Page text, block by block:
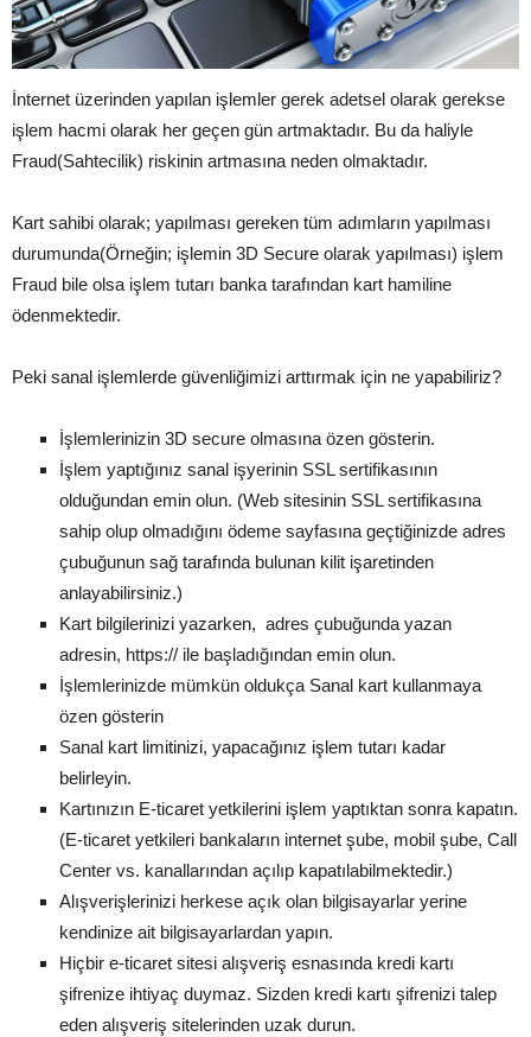
İnternet üzerinden yapılan işlemler gerek adetsel olarak gerekse
işlem hacmi olarak her geçen gün artmaktadır. Bu da haliyle
Fraud(Sahtecilik) riskinin artmasına neden olmaktadır.
Kart sahibi olarak; yapılması gereken tüm adımların yapılması
durumunda(Örneğin; işlemin 3D Secure olarak yapılması) işlem
Fraud bile olsa işlem tutarı banka tarafından kart hamiline
ödenmektedir.
Peki sanal işlemlerde güvenliğimizi arttırmak için ne yapabiliriz?
İşlemlerinizin 3D secure olmasına özen gösterin.
İşlem yaptığınız sanal işyerinin SSL sertifikasının
olduğundan emin olun. (Web sitesinin SSL sertifikasına
sahip olup olmadığını ödeme sayfasına geçtiğinizde adres
çubuğunun sağ tarafında bulunan kilit işaretinden
anlayabilirsiniz.)
Kart bilgilerinizi yazarken, adres çubuğunda yazan
adresin, https:// ile başladığından emin olun.
İşlemlerinizde mümkün oldukça Sanal kart kullanmaya
özen gösterin
Sanal kart limitinizi, yapacağınız işlem tutarı kadar
belirleyin.
Kartınızın E-ticaret yetkilerini işlem yaptıktan sonra kapatın.
(E-ticaret yetkileri bankaların internet şube, mobil şube, Call
Center vs. kanallarından açılıp kapatılabilmektedir.)
Alışverişlerinizi herkese açık olan bilgisayarlar yerine
kendinize ait bilgisayarlardan yapın.
Hiçbir e-ticaret sitesi alışveriş esnasında kredi kartı
şifrenize ihtiyaç duymaz. Sizden kredi kartı şifrenizi talep
eden alışveriş sitelerinden uzak durun.